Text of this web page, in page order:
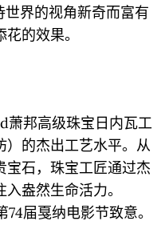
界的视角新奇而富有
的效果。
萧邦高级珠宝日内瓦工
）的杰出工艺水平。从
宝石，珠宝工匠通过杰
盎然生命活力。
届戛纳电影节致意。